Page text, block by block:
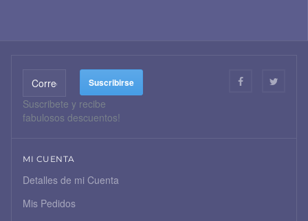
Suscribete y recibe
fabulosos descuentos!
MI CUENTA
Detalles de mi Cuenta
Mis Pedidos